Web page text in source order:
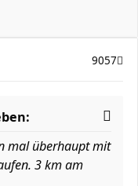
9057
mal überhaupt mit
3 km am